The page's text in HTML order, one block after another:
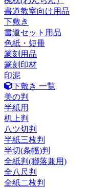
書道教室向け用品
下敷き
書道セット用品
色紙・短冊
篆刻用品
篆刻印材
印泥
下敷き 一覧
美の判
半紙用
机上判
八ツ切判
半紙三枚判
半切(条幅)判
全紙判(聯落兼用)
全八尺判
全紙二枚判